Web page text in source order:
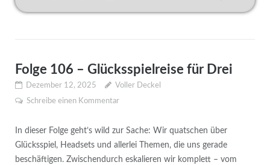
Folge 106 – Glücksspielreise für Drei
Dezember 12, 2025
Voller Deckel
Schreibe einen Kommentar
In dieser Folge geht’s wild zur Sache: Wir quatschen über
Glücksspiel, Headsets und allerlei Themen, die uns gerade
beschäftigen. Zwischendurch eskalieren wir komplett – vom